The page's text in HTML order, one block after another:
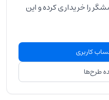
را خریداری کرده و این
کاربری
طرح‌ها